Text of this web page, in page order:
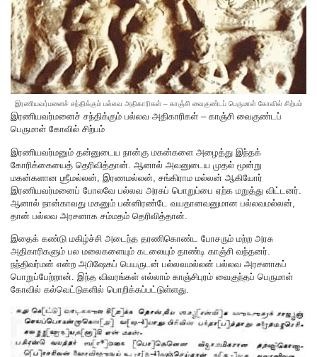
இரணியவர்மனைச் சந்திக்கும் பல்லவ அதிகாரிகள் – காஞ்சி வைகுண்டப் பெருமாள் கோவில் சிற்பம்
இரணியவர்மனைச் சந்திக்கும் பல்லவ அதிகாரிகள் – காஞ்சி வைகுண்டப்
பெருமாள் கோவில் சிற்பம்
இரணியவர்மனும் தன்னுடைய நான்கு மகன்களை அழைத்து இந்தக்
கோரிக்கையைத் தெரிவித்தான். ஆனால் அவனுடைய முதல் மூன்று
மகன்களான ஶ்ரீமல்லன், இரணமல்லன், சங்கிராம மல்லன் ஆகியோர்
இரணியவர்மனைப் போலவே பல்லவ அரசுப் பொறுப்பை ஏற்க மறுத்து விட்டனர்.
ஆனால் நான்காவது மகனும் பன்னிரண்டே வயதானவனுமான பல்லவமல்லன்,
தான் பல்லவ அரசனாக சம்மதம் தெரிவித்தான்.
இதைக் கண்டு மகிழ்ச்சி அடைந்த தரணிகொண்ட போசரும் மற்ற அரசு
அதிகாரிகளும் பல மலைகளையும் கடலையும் தாண்டி காஞ்சி வந்தனர்.
நந்திவர்மன் என்ற அபிஷேகப் பெயருடன் பல்லவமல்லன் பல்லவ அரசனாகப்
பொறுப்பேற்றான். இந்த விவரங்கள் எல்லாம் காஞ்சிபுரம் வைகுந்தப் பெருமாள்
கோவில் கல்வெட்டுகளில் பொறிக்கப்பட்டுள்ளது.